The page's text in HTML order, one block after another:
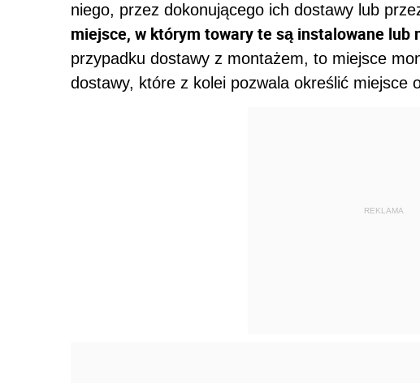
niego, przez dokonującego ich dostawy lub
miejsce, w którym towary te są instalowane lub
przypadku dostawy z montażem, to miejsce
dostawy, które z kolei pozwala określić miejsce
REKLAMA